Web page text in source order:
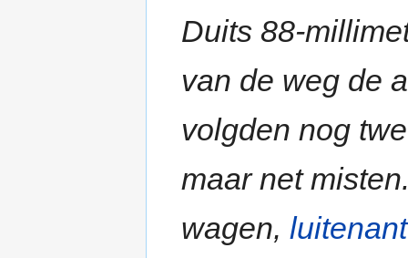
Duits 88-
van de weg de
volgden nog
maar net
wagen,